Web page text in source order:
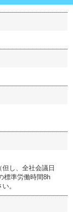
し、全社会議日
標準労働時間8h
。